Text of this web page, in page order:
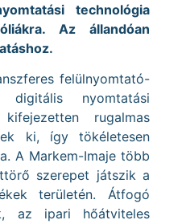
technológia
Az állandóan
felülnyomtató-
nyomtatási
rugalmas
ki, így tökéletesen
A Markem-Imaje több
szerepet játszik a
területén. Átfogó
az ipari hőátviteles